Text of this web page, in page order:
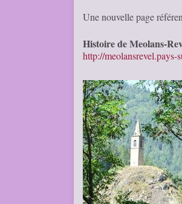
Une nouvelle page
Histoire de Meolans-
http://